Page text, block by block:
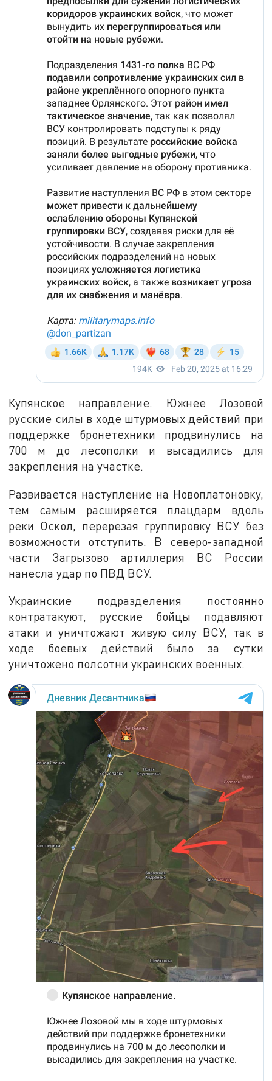
Купянское направление. Южнее Лозовой
русские силы в ходе штурмовых действий при
поддержке бронетехники продвинулись на
700 м до лесополки и высадились для
закрепления на участке.
Развивается наступление на Новоплатоновку,
тем самым расширяется плацдарм вдоль
реки Оскол, перерезая группировку ВСУ без
возможности отступить. В северо-западной
части Загрызово артиллерия ВС России
нанесла удар по ПВД ВСУ.
Украинские подразделения постоянно
контратакуют, русские бойцы подавляют
атаки и уничтожают живую силу ВСУ, так в
ходе боевых действий было за сутки
уничтожено полсотни украинских военных.